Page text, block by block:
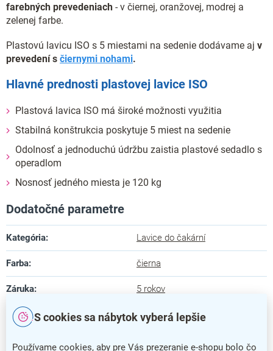
S cookies sa nábytok vyberá lepšie
Používame cookies, aby pre Vás prezeranie e-shopu bolo čo
farebných prevedeniach - v čiernej, oranžovej, modrej a
zelenej farbe.
Plastovú lavicu ISO s 5 miestami na sedenie dodávame aj v
prevedení s čiernymi nohami.
Hlavné prednosti plastovej lavice ISO
Plastová lavica ISO má široké možnosti využitia
Stabilná konštrukcia poskytuje 5 miest na sedenie
Odolnosť a jednoduchú údržbu zaistia plastové sedadlo s
operadlom
Nosnosť jedného miesta je 120 kg
Dodatočné parametre
Kategória: Lavice do čakární
Farba: čierna
Záruka: 5 rokov
Dĺžka: 260 cm